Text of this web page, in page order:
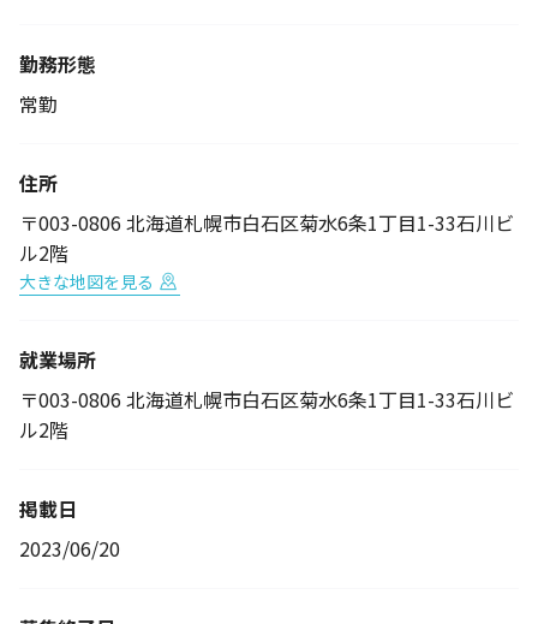
勤務形態
常勤
住所
〒003-0806 北海道札幌市白石区菊水6条1丁目1-33石川ビ
ル2階
大きな地図を見る
就業場所
〒003-0806 北海道札幌市白石区菊水6条1丁目1-33石川ビ
ル2階
掲載日
2023/06/20